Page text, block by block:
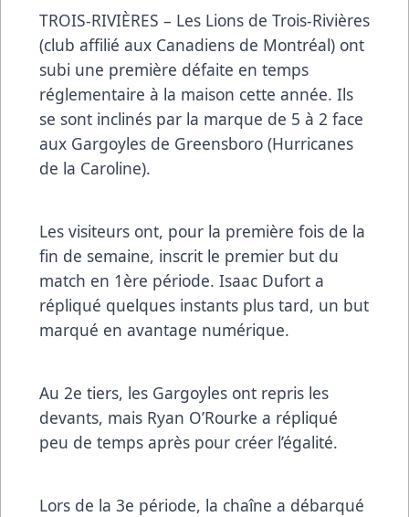
TROIS-RIVIÈRES – Les Lions de Trois-Rivières
(club affilié aux Canadiens de Montréal) ont
subi une première défaite en temps
réglementaire à la maison cette année. Ils
se sont inclinés par la marque de 5 à 2 face
aux Gargoyles de Greensboro (Hurricanes
de la Caroline).
Les visiteurs ont, pour la première fois de la
fin de semaine, inscrit le premier but du
match en 1ère période. Isaac Dufort a
répliqué quelques instants plus tard, un but
marqué en avantage numérique.
Au 2e tiers, les Gargoyles ont repris les
devants, mais Ryan O’Rourke a répliqué
peu de temps après pour créer l’égalité.
Lors de la 3e période, la chaîne a débarqué